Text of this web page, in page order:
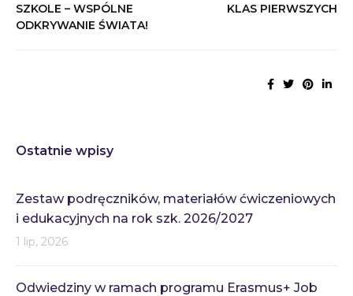
SZKOLE – WSPÓLNE
ODKRYWANIE ŚWIATA!
KLAS PIERWSZYCH
Ostatnie wpisy
Zestaw podręczników, materiałów ćwiczeniowych
i edukacyjnych na rok szk. 2026/2027
1 lip, 2026
Odwiedziny w ramach programu Erasmus+ Job